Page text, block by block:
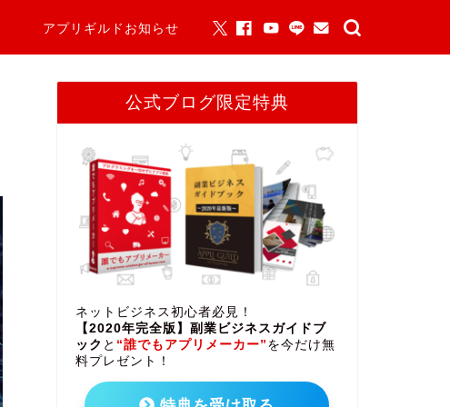
アプリギルドお知らせ
公式ブログ限定特典
ネットビジネス初心者必見！
【2020年完全版】副業ビジネスガイドブ
ック と “誰でもアプリメーカー” を今だけ無
料プレゼント！